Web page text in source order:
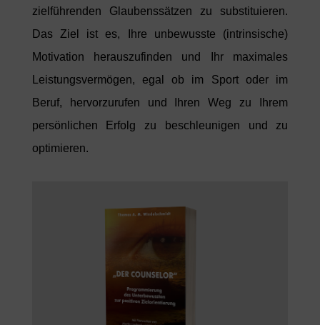
zielführenden Glaubenssätzen zu substituieren.
Das Ziel ist es, Ihre unbewusste (intrinsische)
Motivation herauszufinden und Ihr maximales
Leistungsvermögen, egal ob im Sport oder im
Beruf, hervorzurufen und Ihren Weg zu Ihrem
persönlichen Erfolg zu beschleunigen und zu
optimieren.